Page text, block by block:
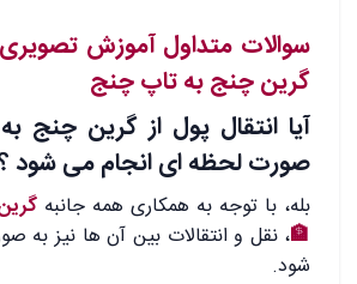
سوالات متداول آموزش تصویری
گرین چنج به تاپ چنج
آیا انتقال پول از گرین چنج
صورت لحظه ای انجام می شود
بله، با توجه به همکاری همه جانبه
🏦، نقل و انتقالات بین آن ها نیز به
شود.